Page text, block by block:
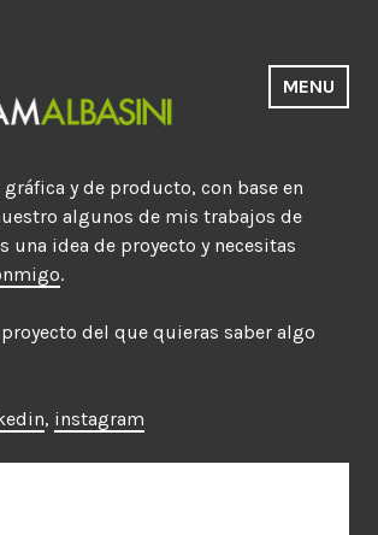
Albasini
MENU
y de producto, con base en
algunos de mis trabajos de
una idea de proyecto y necesitas
.
proyecto del que quieras saber algo
, instagram